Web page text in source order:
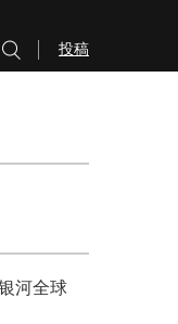
投稿
河全球